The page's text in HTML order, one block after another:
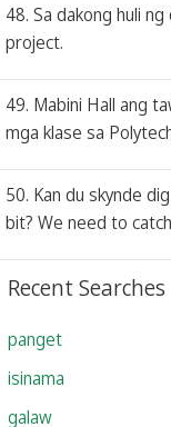
48. Sa dakong huli
project.
49. Mabini Hall ang
mga klase sa
50. Kan du skynde
bit? We need to
Recent Searches
panget
isinama
galaw